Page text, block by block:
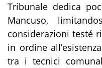
Tribunale dedica
Mancuso,
considerazioni testé
in ordine
tra i tecnici